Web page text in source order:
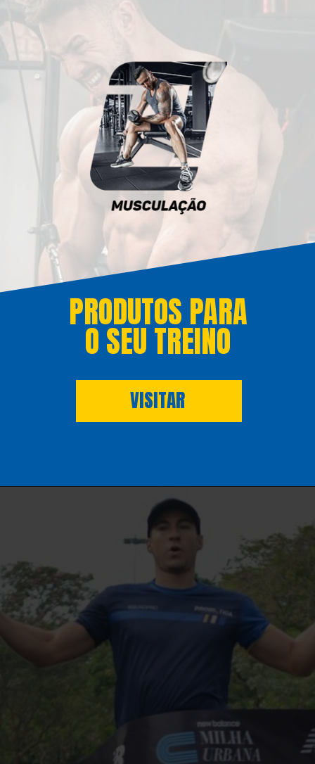
VISITAR
PRODUTOS PARA
O SEU TREINO